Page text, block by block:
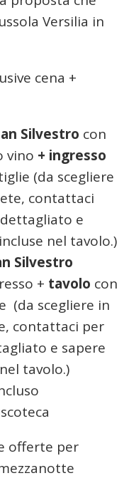
Versilia in
cena +
Silvestro con
vino + ingresso
(da scegliere
contattaci
e
nel tavolo.)
Silvestro
+ tavolo con
(da scegliere in
contattaci per
e sapere
tavolo.)
offerte per